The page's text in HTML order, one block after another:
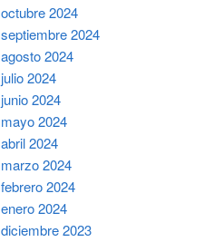
octubre 2024
septiembre 2024
agosto 2024
julio 2024
junio 2024
mayo 2024
abril 2024
marzo 2024
febrero 2024
enero 2024
diciembre 2023